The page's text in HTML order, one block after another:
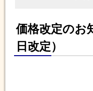
価格改定のお
日改定）